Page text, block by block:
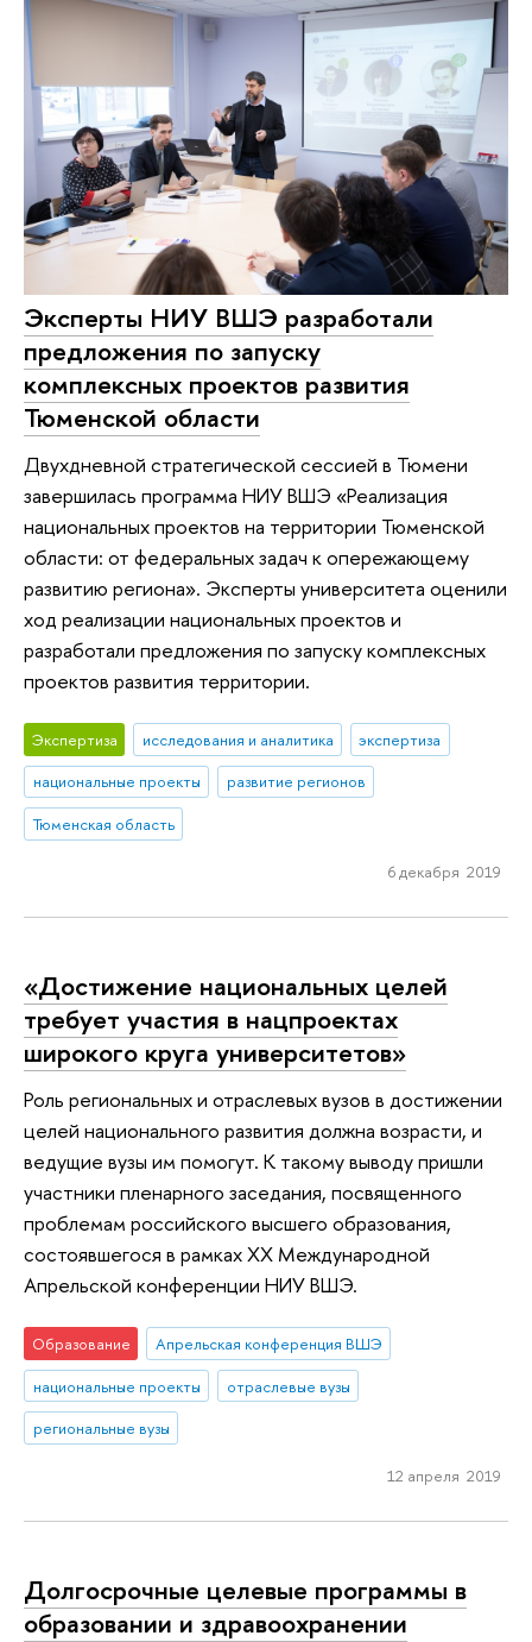
Эксперты НИУ ВШЭ разработали
предложения по запуску
комплексных проектов развития
Тюменской области
Двухдневной стратегической сессией в Тюмени
завершилась программа НИУ ВШЭ «Реализация
национальных проектов на территории Тюменской
области: от федеральных задач к опережающему
развитию региона». Эксперты университета оценили
ход реализации национальных проектов и
разработали предложения по запуску комплексных
проектов развития территории.
Экспертиза исследования и аналитика
экспертиза
национальные проекты
развитие регионов
Тюменская область
6 декабря 2019
«Достижение национальных целей
требует участия в нацпроектах
широкого круга университетов»
Роль региональных и отраслевых вузов в достижении
целей национального развития должна возрасти, и
ведущие вузы им помогут. К такому выводу пришли
участники пленарного заседания, посвященного
проблемам российского высшего образования,
состоявшегося в рамках ХХ Международной
Апрельской конференции НИУ ВШЭ.
Образование
Апрельская конференция ВШЭ
национальные проекты
отраслевые вузы
региональные вузы
12 апреля 2019
Долгосрочные целевые программы в
образовании и здравоохранении